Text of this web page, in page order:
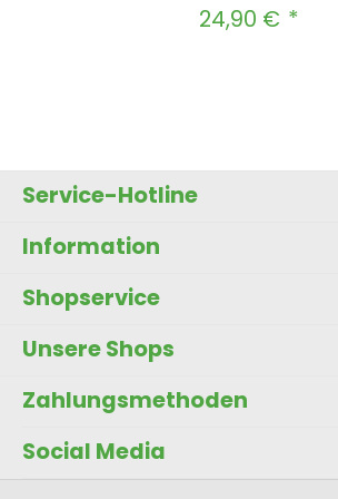
Regulärer Preis:
24,90 €
Service-Hotline
Information
Shopservice
Unsere Shops
Zahlungsmethoden
Social Media